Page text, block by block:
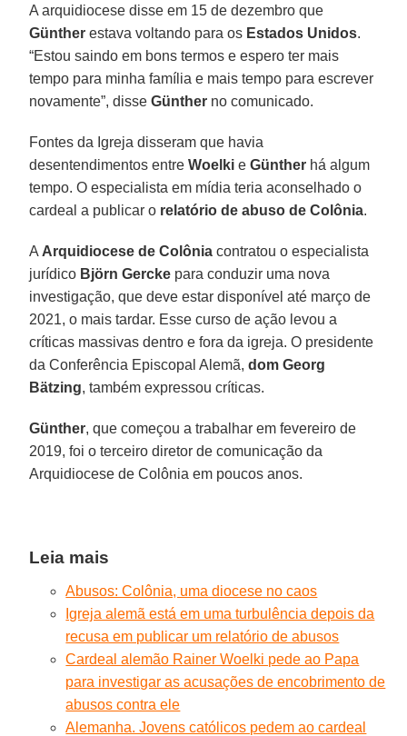
A arquidiocese disse em 15 de dezembro que
Günther estava voltando para os Estados Unidos.
“Estou saindo em bons termos e espero ter mais
tempo para minha família e mais tempo para escrever
novamente”, disseGünther no comunicado.
Fontes da Igreja disseram que havia
desentendimentos entreWoelki eGünther há algum
tempo. O especialista em mídia teria aconselhado o
cardeal a publicar o relatório de abuso de Colônia.
A Arquidiocese de Colônia contratou o especialista
jurídico Björn Gercke para conduzir uma nova
investigação, que deve estar disponível até março de
2021, o mais tardar. Esse curso de ação levou a
críticas massivas dentro e fora da igreja. O presidente
da Conferência Episcopal Alemã,dom Georg
Bätzing, também expressou críticas.
Günther, que começou a trabalhar em fevereiro de
2019, foi o terceiro diretor de comunicação da
Arquidiocese de Colônia em poucos anos.
Leia mais
Abusos: Colônia, uma diocese no caos
Igreja alemã está em uma turbulência depois da
recusa em publicar um relatório de abusos
Cardeal alemão Rainer Woelki pede ao Papa
para investigar as acusações de encobrimento de
abusos contra ele
Alemanha. Jovens católicos pedem ao cardeal